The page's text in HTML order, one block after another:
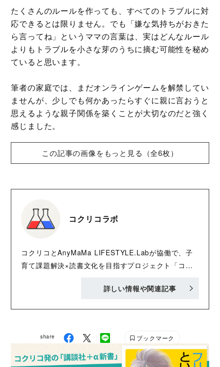
たくさんのルールを作っても、すべてのトラブルに対
応できるとは限りません。でも「嫌な気持ちがおきた
ら言ってね」というママの言葉は、実はどんなルール
よりもトラブルを小さな芽のうちに摘む可能性を秘め
ていると思います。
筆者の家庭では、まだオンラインゲームを解禁してい
ませんが、少しでも何かあったらすぐに親に言おうと
思えるような親子関係を築くことが大切なのだと強く
感じました。
この記事の画像をもっと見る（全6枚）
コクリコラボ
コクリコとAnyMaMa LIFESTYLE.Labが協働で、子
育て課題解決×読書文化を目指すプロジェクト「コク
「AnyMaMa（エニママ）」で活躍するママたちのリ
Twitter： @AnyMaMaJP ）​
詳しい情報や関連記事
share ブックマーク